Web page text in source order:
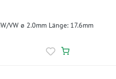
VW ø 2.0mm Länge: 17.6mm